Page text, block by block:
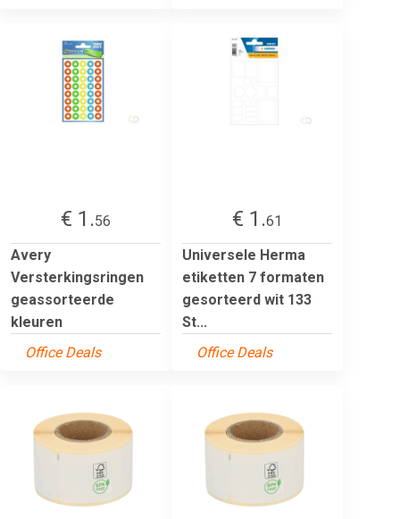
€ 1.56
Avery
Versterkingsringen
geassorteerde
kleuren
Office Deals
€ 1.61
Universele Herma
etiketten 7 formaten
gesorteerd wit 133
St...
Office Deals